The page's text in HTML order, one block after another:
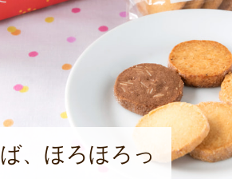
、ほろほろっ